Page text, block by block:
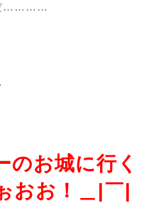
だ…………
のお城に行く
おお！＿|￣|